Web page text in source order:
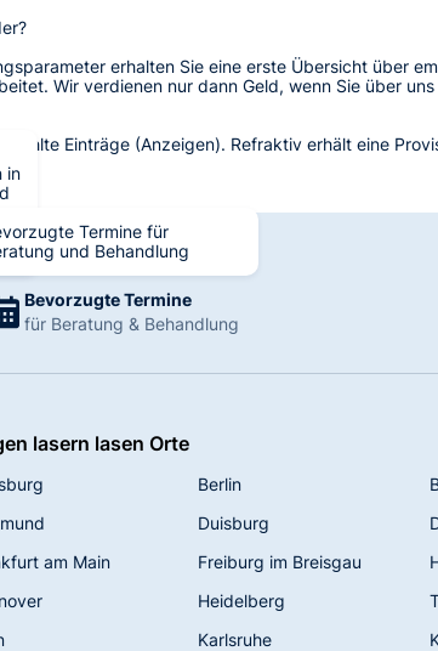
erhalten Sie eine erste Übersicht über
Wir verdienen nur dann Geld, wenn Sie über
Einträge (Anzeigen). Refraktiv erhält eine
in
Termine für
und Behandlung
Bevorzugte Termine
für Beratung & Behandlung
lasern lasen Orte
Berlin
Duisburg
am Main
Freiburg im Breisgau
Heidelberg
Karlsruhe